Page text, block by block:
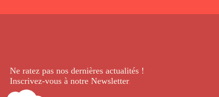
Ne ratez pas nos dernières actualités !
Inscrivez-vous à notre Newsletter.